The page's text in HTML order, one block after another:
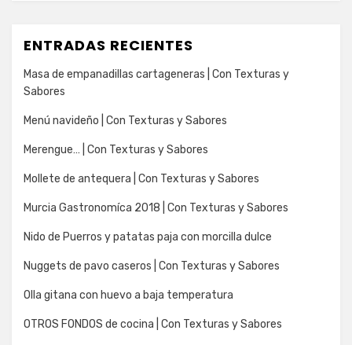
ENTRADAS RECIENTES
Masa de empanadillas cartageneras | Con Texturas y
Sabores
Menú navideño | Con Texturas y Sabores
Merengue… | Con Texturas y Sabores
Mollete de antequera | Con Texturas y Sabores
Murcia Gastronomíca 2018 | Con Texturas y Sabores
Nido de Puerros y patatas paja con morcilla dulce
Nuggets de pavo caseros | Con Texturas y Sabores
Olla gitana con huevo a baja temperatura
OTROS FONDOS de cocina | Con Texturas y Sabores